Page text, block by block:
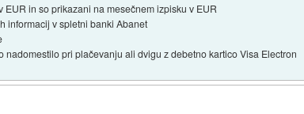
in so prikazani na mesečnem izpisku v EUR
informacij v spletni banki Abanet
pri plačevanju ali dvigu z debetno kartico Visa Electron